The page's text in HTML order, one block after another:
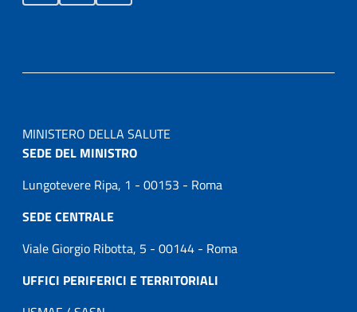
MINISTERO DELLA SALUTE
SEDE DEL MINISTRO
Lungotevere Ripa, 1 - 00153 - Roma
SEDE CENTRALE
Viale Giorgio Ribotta, 5 - 00144 - Roma
UFFICI PERIFERICI E TERRITORIALI